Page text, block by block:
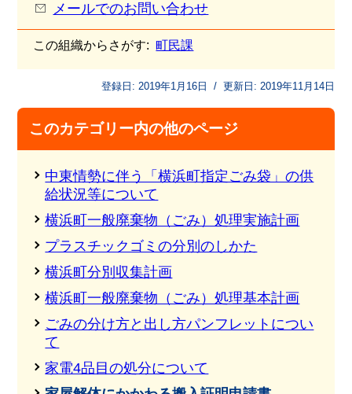
メールでのお問い合わせ
この組織からさがす:町民課
登録日: 2019年1月16日 / 更新日: 2019年11月14日
このカテゴリー内の他のページ
中東情勢に伴う「横浜町指定ごみ袋」の供
給状況等について
横浜町一般廃棄物（ごみ）処理実施計画
プラスチックゴミの分別のしかた
横浜町分別収集計画
横浜町一般廃棄物（ごみ）処理基本計画
ごみの分け方と出し方パンフレットについ
て
家電4品目の処分について